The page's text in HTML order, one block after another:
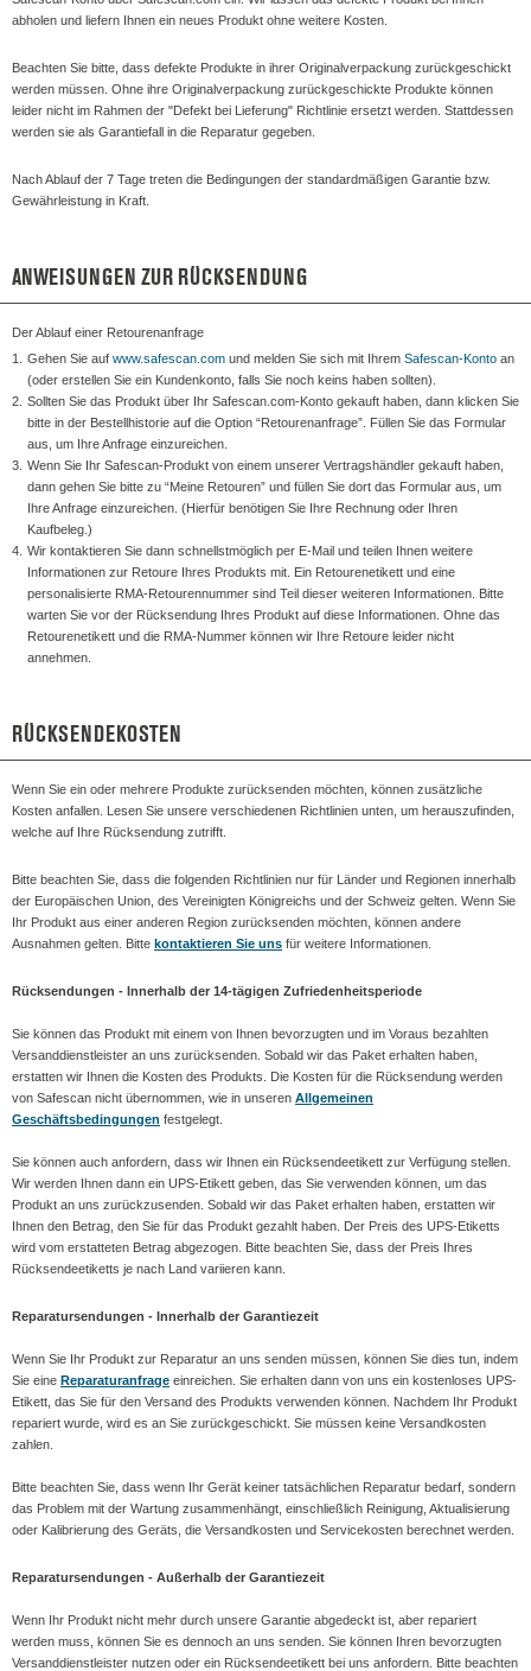
abholen und liefern Ihnen ein neues Produkt ohne weitere Kosten.
Beachten Sie bitte, dass defekte Produkte in ihrer Originalverpackung zurückgeschickt
werden müssen. Ohne ihre Originalverpackung zurückgeschickte Produkte können
leider nicht im Rahmen der "Defekt bei Lieferung" Richtlinie ersetzt werden. Stattdessen
werden sie als Garantiefall in die Reparatur gegeben.
Nach Ablauf der 7 Tage treten die Bedingungen der standardmäßigen Garantie bzw.
Gewährleistung in Kraft.
ANWEISUNGEN ZUR RÜCKSENDUNG
Der Ablauf einer Retourenanfrage
1.
Gehen Sie auf www.safescan.com und melden Sie sich mit Ihrem Safescan-Konto an
(oder erstellen Sie ein Kundenkonto, falls Sie noch keins haben sollten).
2. Sollten Sie das Produkt über Ihr Safescan.com-Konto gekauft haben, dann klicken Sie
bitte in der Bestellhistorie auf die Option “Retourenanfrage”. Füllen Sie das Formular
aus, um Ihre Anfrage einzureichen.
3. Wenn Sie Ihr Safescan-Produkt von einem unserer Vertragshändler gekauft haben,
dann gehen Sie bitte zu “Meine Retouren” und füllen Sie dort das Formular aus, um
Ihre Anfrage einzureichen. (Hierfür benötigen Sie Ihre Rechnung oder Ihren
Kaufbeleg.)
4. Wir kontaktieren Sie dann schnellstmöglich per E-Mail und teilen Ihnen weitere
Informationen zur Retoure Ihres Produkts mit. Ein Retourenetikett und eine
personalisierte RMA-Retourennummer sind Teil dieser weiteren Informationen. Bitte
warten Sie vor der Rücksendung Ihres Produkt auf diese Informationen. Ohne das
Retourenetikett und die RMA-Nummer können wir Ihre Retoure leider nicht
annehmen.
RÜCKSENDEKOSTEN
Wenn Sie ein oder mehrere Produkte zurücksenden möchten, können zusätzliche
Kosten anfallen. Lesen Sie unsere verschiedenen Richtlinien unten, um herauszufinden,
welche auf Ihre Rücksendung zutrifft.
Bitte beachten Sie, dass die folgenden Richtlinien nur für Länder und Regionen innerhalb
der Europäischen Union, des Vereinigten Königreichs und der Schweiz gelten. Wenn Sie
Ihr Produkt aus einer anderen Region zurücksenden möchten, können andere
Ausnahmen gelten. Bitte kontaktieren Sie uns für weitere Informationen.
Rücksendungen - Innerhalb der 14-tägigen Zufriedenheitsperiode
Sie können das Produkt mit einem von Ihnen bevorzugten und im Voraus bezahlten
Versanddienstleister an uns zurücksenden. Sobald wir das Paket erhalten haben,
erstatten wir Ihnen die Kosten des Produkts. Die Kosten für die Rücksendung werden
von Safescan nicht übernommen, wie in unseren Allgemeinen
Geschäftsbedingungen festgelegt.
Sie können auch anfordern, dass wir Ihnen ein Rücksendeetikett zur Verfügung stellen.
Wir werden Ihnen dann ein UPS-Etikett geben, das Sie verwenden können, um das
Produkt an uns zurückzusenden. Sobald wir das Paket erhalten haben, erstatten wir
Ihnen den Betrag, den Sie für das Produkt gezahlt haben. Der Preis des UPS-Etiketts
wird vom erstatteten Betrag abgezogen. Bitte beachten Sie, dass der Preis Ihres
Rücksendeetiketts je nach Land variieren kann.
Reparatursendungen - Innerhalb der Garantiezeit
Wenn Sie Ihr Produkt zur Reparatur an uns senden müssen, können Sie dies tun, indem
Sie eine Reparaturanfrage einreichen. Sie erhalten dann von uns ein kostenloses UPS-
Etikett, das Sie für den Versand des Produkts verwenden können. Nachdem Ihr Produkt
repariert wurde, wird es an Sie zurückgeschickt. Sie müssen keine Versandkosten
zahlen.
Bitte beachten Sie, dass wenn Ihr Gerät keiner tatsächlichen Reparatur bedarf, sondern
das Problem mit der Wartung zusammenhängt, einschließlich Reinigung, Aktualisierung
oder Kalibrierung des Geräts, die Versandkosten und Servicekosten berechnet werden.
Reparatursendungen - Außerhalb der Garantiezeit
Wenn Ihr Produkt nicht mehr durch unsere Garantie abgedeckt ist, aber repariert
werden muss, können Sie es dennoch an uns senden. Sie können Ihren bevorzugten
Versanddienstleister nutzen oder ein Rücksendeetikett bei uns anfordern. Bitte beachten